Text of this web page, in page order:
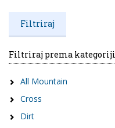
Filtriraj prema kategoriji
All Mountain
Cross
Dirt